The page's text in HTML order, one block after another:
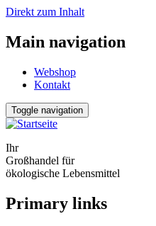
Direkt zum Inhalt
Main navigation
Webshop
Kontakt
Toggle navigation
Ihr
Großhandel für
ökologische Lebensmittel
Primary links